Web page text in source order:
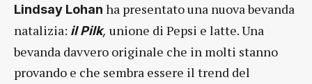
Lindsay Lohan ha presentato una nuova bevanda
natalizia: il Pilk, unione di Pepsi e latte. Una
bevanda davvero originale che in molti stanno
provando e che sembra essere il trend del